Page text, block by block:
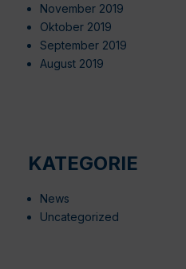
November 2019
Oktober 2019
September 2019
August 2019
KATEGORIE
News
Uncategorized